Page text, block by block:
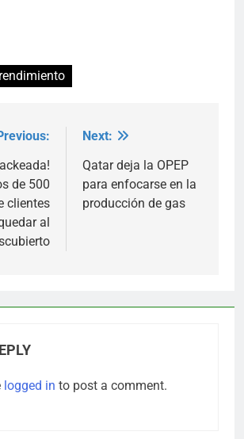
de 500
clientes
al
Next:
Qatar deja la OPEP
para enfocarse en la
producción de gas
logged in to post a comment.